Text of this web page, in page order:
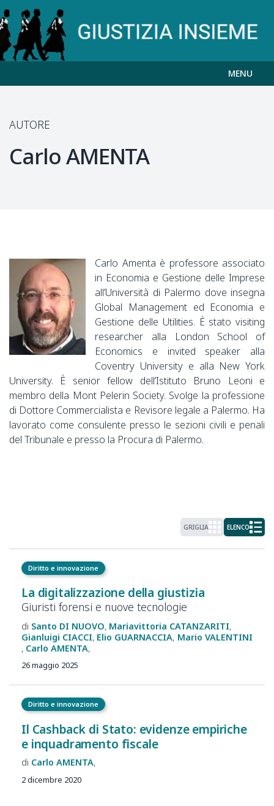
MENU
AUTORE
CarloAMENTA
Carlo Amenta è professore associato
in Economia e Gestione delle Imprese
all’Università di Palermo dove insegna
Global Management ed Economia e
Gestione delle Utilities. È stato visiting
researcher alla London School of
Economics e invited speaker alla
Coventry University e alla New York
University. È senior fellow dell’Istituto Bruno Leoni e
membro della Mont Pelerin Society. Svolge la professione
di Dottore Commercialista e Revisore legale a Palermo. Ha
lavorato come consulente presso le sezioni civili e penali
del Tribunale e presso la Procura di Palermo.
GRIGLIA ELENCO
Diritto e innovazione
La digitalizzazione della giustizia
Giuristi forensi e nuove tecnologie
Santo DI NUOVO Mariavittoria CATANZARITI
Gianluigi CIACCI Elio GUARNACCIA Mario VALENTINI
Carlo AMENTA
26 maggio 2025
Diritto e innovazione
Il Cashback di Stato: evidenze empiriche
e inquadramento fiscale
Carlo AMENTA
2 dicembre 2020